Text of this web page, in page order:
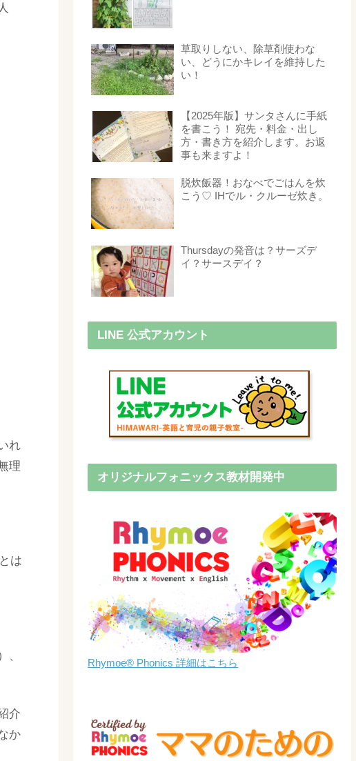
れ
理
は
、
介
か
草取りしない、除草剤使わな
い、どうにかキレイを維持した
い！
【2025年版】サンタさんに手紙
を書こう！ 宛先・料金・出し
方・書き方を紹介します。お返
事も来ますよ！
脱炊飯器！おなべでごはんを炊
こう♡ IHでル・クルーゼ炊き。
Thursdayの発音は？サーズデ
イ？サースデイ？
LINE 公式アカウント
オリジナルフォニックス教材開発中
Rhymoe® Phonics 詳細はこちら